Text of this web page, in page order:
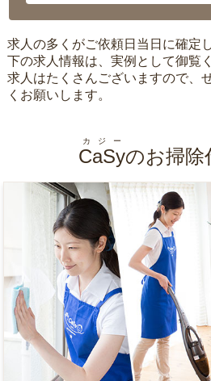
求人の多くがご依頼日当日に確定
下の求人情報は、実例として御覧
求人はたくさんございますので、
くお願いします。
CaSy
カジー
のお掃除